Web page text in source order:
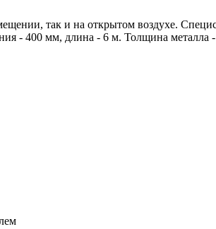
так и на открытом воздухе.
- 400 мм, длина - 6 м. Толщина металла